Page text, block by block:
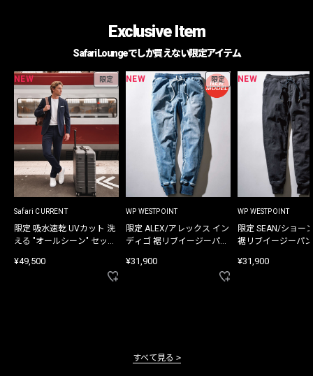
Exclusive Item
Safari Loungeでしか買えない限定アイテム
NEW 限定
Safari CURRENT
限定 吸水速乾 UVカット 洗
える "オールシーン" セット
¥49,500
NEW 限定
WP WESTPOINT
限定 ALEX/アレックス イン
ディゴ 裾リブイージーパン
¥31,900
NEW
WP WESTPOINT
限定 SEAN/ショー
裾リブイージーパ
¥31,900
すべて見る